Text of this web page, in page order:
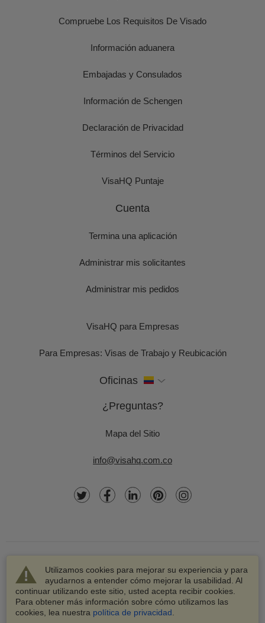
Utilizamos cookies para mejorar su experiencia y para
ayudarnos a entender cómo mejorar la usabilidad. Al
continuar utilizando este sitio, usted acepta recibir cookies.
Para obtener más información sobre cómo utilizamos las
cookies, lea nuestra política de privacidad
Compruebe Los Requisitos De Visado
Información aduanera
Embajadas y Consulados
Información de Schengen
Declaración de Privacidad
Términos del Servicio
VisaHQ Puntaje
Cuenta
Termina una aplicación
Administrar mis solicitantes
Administrar mis pedidos
VisaHQ para Empresas
Para Empresas: Visas de Trabajo y Reubicación
Oficinas
¿Preguntas?
Mapa del Sitio
info@visahq.com.co
© 2003-2026 VisaHQ.com, Inc. Todos los derechos
reservados.
VisaHQ y el logotipo de VisaHQ son marcas registradas de